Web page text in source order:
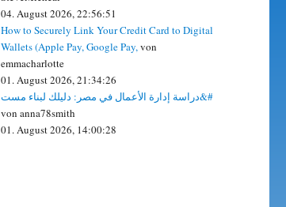
04. August 2026, 22:56:51
How to Securely Link Your Credit Card to Digital
Wallets (Apple Pay, Google Pay,von
emmacharlotte
01. August 2026, 21:34:26
دراسة إدارة الأعمال في مصر: دليلك لبناء مست&#
von anna78smith
01. August 2026, 14:00:28